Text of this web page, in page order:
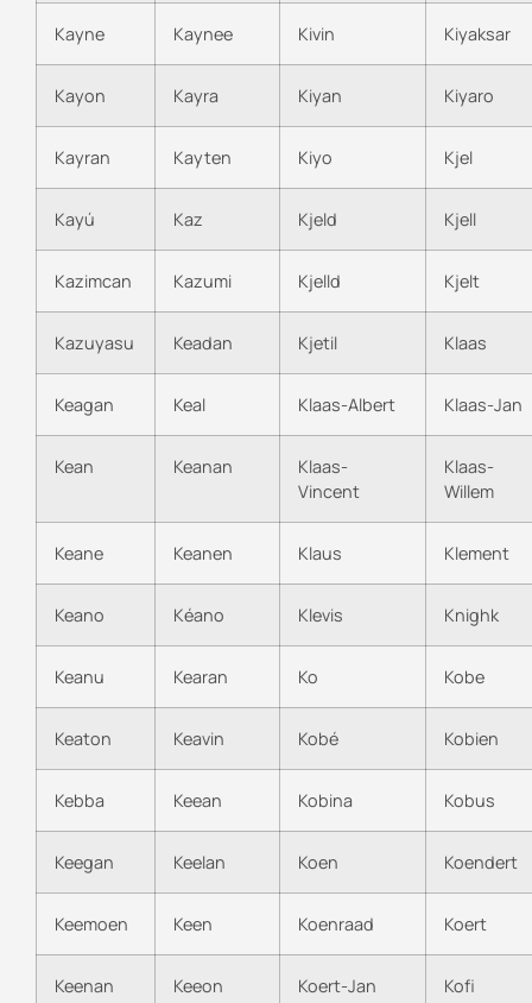
Kayne Kaynee Kivin Kiyaksar
Kayon Kayra Kiyan Kiyaro
Kayran Kayten Kiyo Kjel
Kayú Kaz Kjeld Kjell
Kazimcan Kazumi Kjelld Kjelt
Kazuyasu Keadan Kjetil Klaas
Keagan Keal Klaas-Albert Klaas-Jan
Kean Keanan
Klaas-
Vincent
Klaas-
Willem
Keane Keanen Klaus Klement
Keano Kéano Klevis Knighk
Keanu Kearan Ko Kobe
Keaton Keavin Kobé Kobien
Kebba Keean Kobina Kobus
Keegan Keelan Koen Koendert
Keemoen Keen Koenraad Koert
Keenan Keeon Koert-Jan Kofi